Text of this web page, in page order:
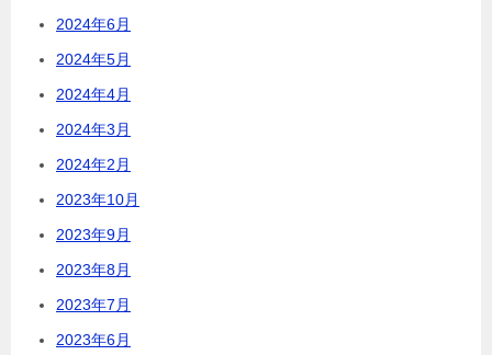
2024年6月
2024年5月
2024年4月
2024年3月
2024年2月
2023年10月
2023年9月
2023年8月
2023年7月
2023年6月